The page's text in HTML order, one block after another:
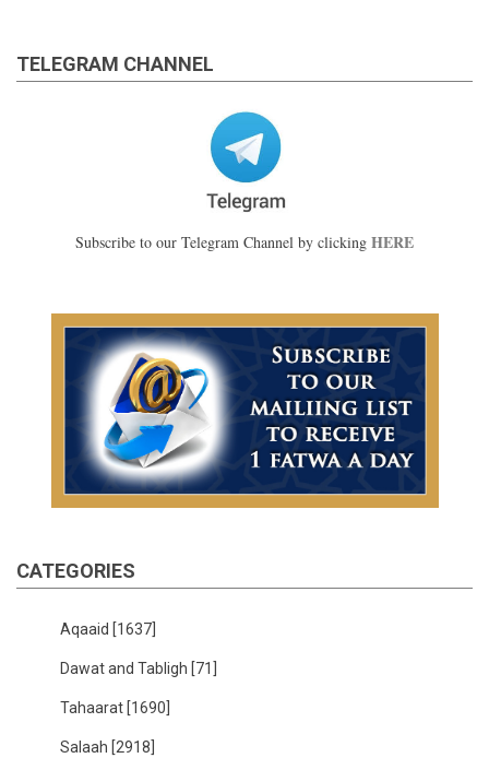
TELEGRAM CHANNEL
Subscribe to our Telegram Channel by clicking HERE
CATEGORIES
Aqaaid [1637]
Dawat and Tabligh [71]
Tahaarat [1690]
Salaah [2918]